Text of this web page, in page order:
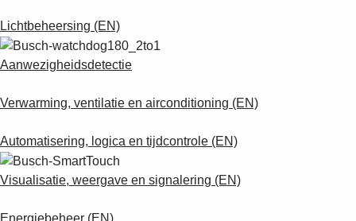
Lichtbeheersing (EN)
Aanwezigheidsdetectie
Verwarming, ventilatie en airconditioning (EN)
Automatisering, logica en tijdcontrole (EN)
Visualisatie, weergave en signalering (EN)
Energiebeheer (EN)